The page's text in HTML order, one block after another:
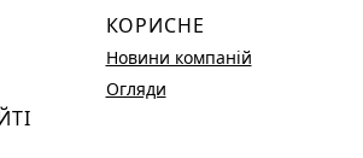
КОРИСНЕ
Новини компаній
Огляди